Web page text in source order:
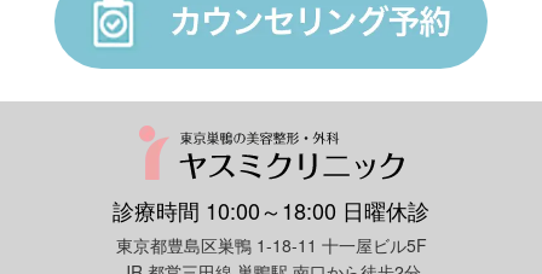
診療時間 10:00～18:00 日曜休診
東京都豊島区巣鴨 1-18-11 十一屋ビル5F